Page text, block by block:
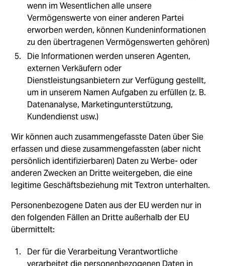
wenn im Wesentlichen alle unsere
Vermögenswerte von einer anderen Partei
erworben werden, können Kundeninformationen
zu den übertragenen Vermögenswerten gehören)
Die Informationen werden unseren Agenten,
externen Verkäufern oder
Dienstleistungsanbietern zur Verfügung gestellt,
um in unserem Namen Aufgaben zu erfüllen (z. B.
Datenanalyse, Marketingunterstützung,
Kundendienst usw.)
Wir können auch zusammengefasste Daten über Sie
erfassen und diese zusammengefassten (aber nicht
persönlich identifizierbaren) Daten zu Werbe- oder
anderen Zwecken an Dritte weitergeben, die eine
legitime Geschäftsbeziehung mit Textron unterhalten.
Personenbezogene Daten aus der EU werden nur in
den folgenden Fällen an Dritte außerhalb der EU
übermittelt:
Der für die Verarbeitung Verantwortliche
verarbeitet die personenbezogenen Daten in